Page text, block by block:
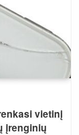
vietinį
įrenginių